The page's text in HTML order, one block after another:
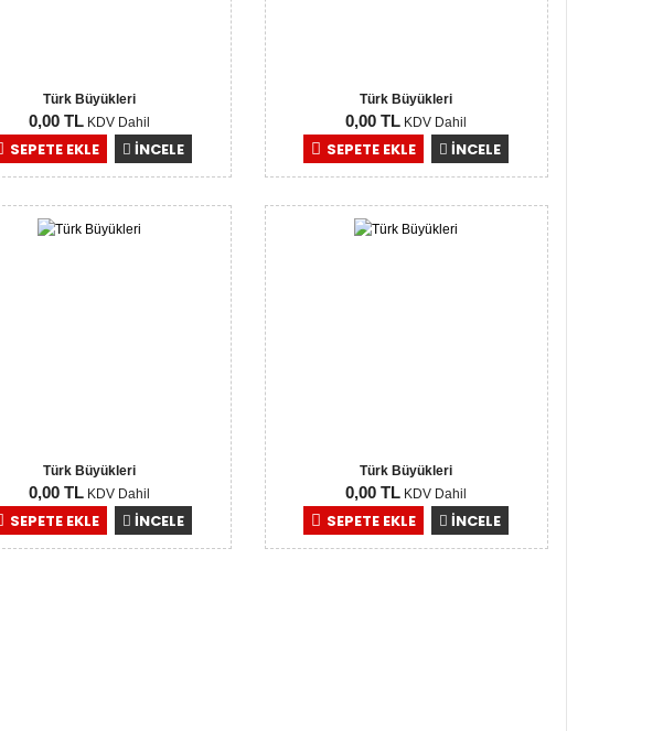
Türk Büyükleri
0,00 TLKDV Dahil
SEPETE EKLE İNCELE
Türk Büyükleri
0,00 TL KDV Dahil
SEPETE EKLE İNCELE
Türk Büyükleri
0,00 TLKDV Dahil
SEPETE EKLE İNCELE
Türk Büyükleri
0,00 TL KDV Dahil
SEPETE EKLE İNCELE